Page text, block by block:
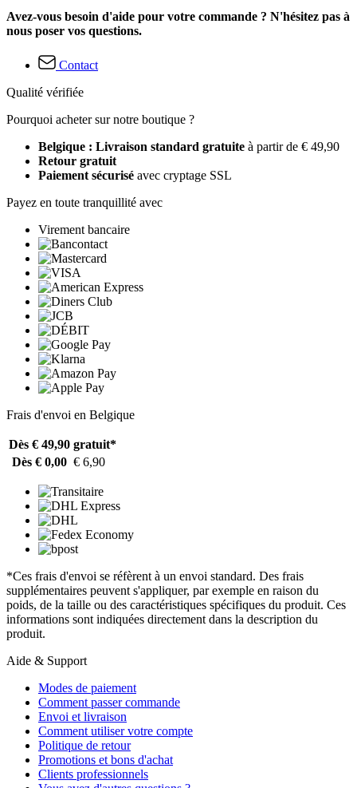
Avez-vous besoin d'aide pour votre commande ? N'hésitez pas à
nous poser vos questions.
Contact
Qualité vérifiée
Pourquoi acheter sur notre boutique ?
Belgique : Livraison standard gratuite à partir de € 49,90
Retour gratuit
Paiement sécurisé avec cryptage SSL
Payez en toute tranquillité avec
Virement bancaire
Frais d'envoi en Belgique
Dès € 49,90 gratuit*
Dès € 0,00 € 6,90
*Ces frais d'envoi se réfèrent à un envoi standard. Des frais
supplémentaires peuvent s'appliquer, par exemple en raison du
poids, de la taille ou des caractéristiques spécifiques du produit. Ces
informations sont indiquées directement dans la description du
produit.
Aide & Support
Modes de paiement
Comment passer commande
Envoi et livraison
Comment utiliser votre compte
Politique de retour
Promotions et bons d'achat
Clients professionnels